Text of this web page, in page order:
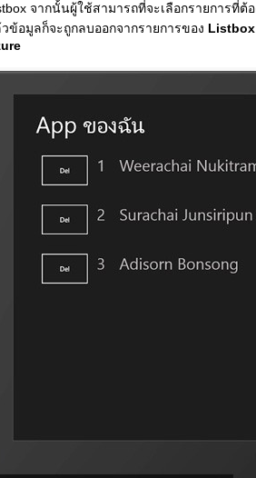
จากนั้นผู้ใช้สามารถที่จะเลือกรายการที่
ข้อมูลก็จะถูกลบออกจากรายการของ Listbox